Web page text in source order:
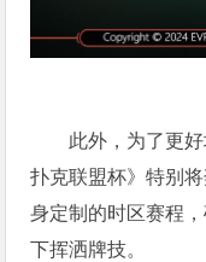
此外，为了更
扑克联盟杯》特别
身定制的时区赛程
下挥洒牌技。